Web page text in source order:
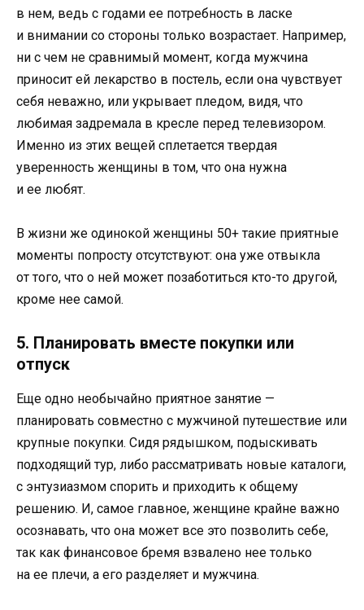
в нем, ведь с годами ее потребность в ласке
и внимании со стороны только возрастает. Например,
ни с чем не сравнимый момент, когда мужчина
приносит ей лекарство в постель, если она чувствует
себя неважно, или укрывает пледом, видя, что
любимая задремала в кресле перед телевизором.
Именно из этих вещей сплетается твердая
уверенность женщины в том, что она нужна
и ее любят.
В жизни же одинокой женщины 50+ такие приятные
моменты попросту отсутствуют: она уже отвыкла
от того, что о ней может позаботиться кто-то другой,
кроме нее самой.
5. Планировать вместе покупки или
отпуск
Еще одно необычайно приятное занятие —
планировать совместно с мужчиной путешествие или
крупные покупки. Сидя рядышком, подыскивать
подходящий тур, либо рассматривать новые каталоги,
с энтузиазмом спорить и приходить к общему
решению. И, самое главное, женщине крайне важно
осознавать, что она может все это позволить себе,
так как финансовое бремя взвалено нее только
на ее плечи, а его разделяет и мужчина.